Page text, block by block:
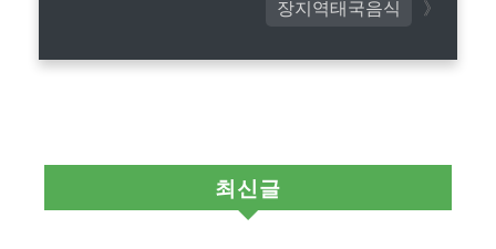
장지역태국음식
최신글